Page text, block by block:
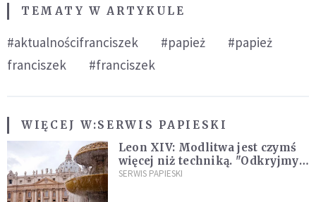
TEMATY W ARTYKULE
#aktualnościfranciszek #papież
#papież
franciszek
#franciszek
WIĘCEJ W:SERWIS PAPIESKI
Leon XIV: Modlitwa jest czymś
więcej niż techniką. "Odkryjmy
ją na nowo"
SERWIS PAPIESKI